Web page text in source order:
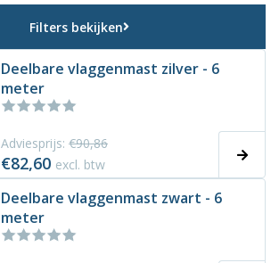
Filters bekijken
Deelbare vlaggenmast zilver - 6
meter
Adviesprijs: €90,86
€82,60 excl. btw
Deelbare vlaggenmast zwart - 6
meter